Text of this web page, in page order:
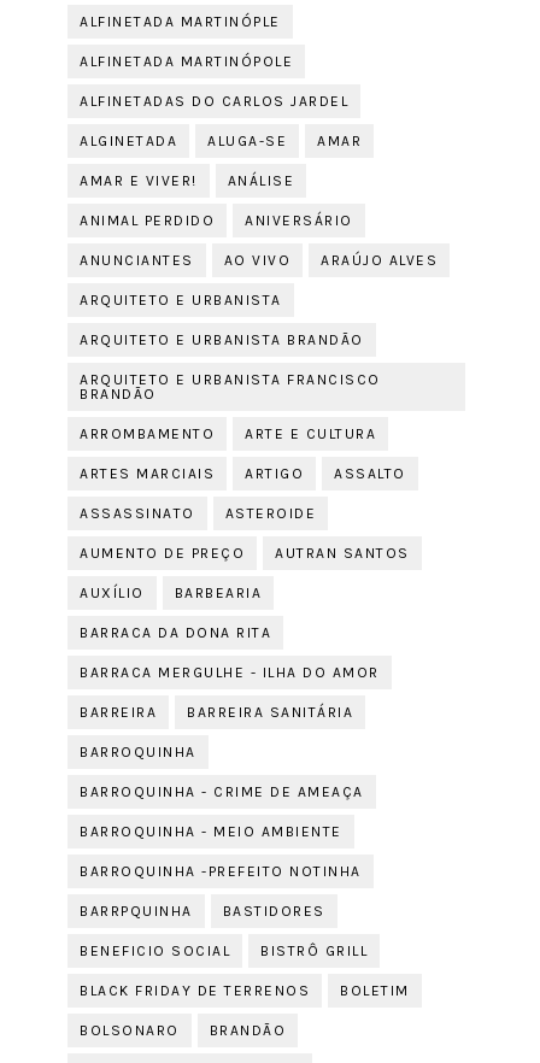
ALFINETADA MARTINÓPLE
ALFINETADA MARTINÓPOLE
ALFINETADAS DO CARLOS JARDEL
ALGINETADA ALUGA-SE AMAR
AMAR E VIVER! ANÁLISE
ANIMAL PERDIDO ANIVERSÁRIO
ANUNCIANTES AO VIVO ARAÚJO ALVES
ARQUITETO E URBANISTA
ARQUITETO E URBANISTA BRANDÃO
ARQUITETO E URBANISTA FRANCISCO
BRANDÃO
ARROMBAMENTO ARTE E CULTURA
ARTES MARCIAIS ARTIGO ASSALTO
ASSASSINATO ASTEROIDE
AUMENTO DE PREÇO AUTRAN SANTOS
AUXÍLIO BARBEARIA
BARRACA DA DONA RITA
BARRACA MERGULHE - ILHA DO AMOR
BARREIRA BARREIRA SANITÁRIA
BARROQUINHA
BARROQUINHA - CRIME DE AMEAÇA
BARROQUINHA - MEIO AMBIENTE
BARROQUINHA -PREFEITO NOTINHA
BARRPQUINHA BASTIDORES
BENEFICIO SOCIAL BISTRÔ GRILL
BLACK FRIDAY DE TERRENOS BOLETIM
BOLSONARO BRANDÃO